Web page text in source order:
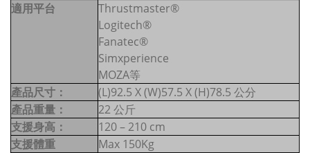
適用平台
Thrustmaster®
Logitech®
Fanatec®
Simxperience
MOZA等
產品尺寸：
(L)92.5 X (W)57.5 X (H)78.5 公分
產品重量：
22 公斤
支援身高：
120 – 210 cm
支援體重
Max 150Kg